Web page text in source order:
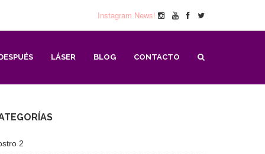
Instagram News!
LÁSER BLOG CONTACTO
2